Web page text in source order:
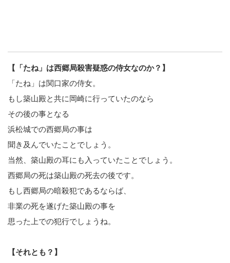
【「たね」は西郷局殺害疑惑の侍女なのか？】
「たね」は関口家の侍女。
もし築山殿と共に岡崎に行っていたのなら
その後の事となる
浜松城での西郷局の事は
聞き及んでいたことでしょう。
当然、築山殿の耳にも入っていたことでしょう。
西郷局の死は築山殿の死去の後です。
もし西郷局の暗殺犯であるならば、
非業の死を遂げた築山殿の事を
思った上での犯行でしょうね。
【それとも？】